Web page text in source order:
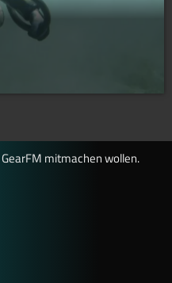
mitmachen wollen.